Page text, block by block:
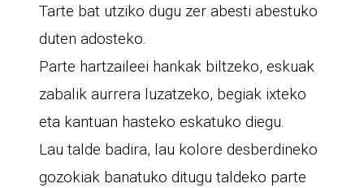
Tarte bat utziko dugu zer abesti abestuko
duten adosteko.
Parte hartzaileei hankak biltzeko, eskuak
zabalik aurrera luzatzeko, begiak ixteko
eta kantuan hasteko eskatuko diegu.
Lau talde badira, lau kolore desberdineko
gozokiak banatuko ditugu taldeko parte